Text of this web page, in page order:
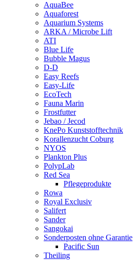
AquaBee
Aquaforest
Aquarium Systems
ARKA / Microbe Lift
ATI
Blue Life
Bubble Magus
D-D
Easy Reefs
Easy-Life
EcoTech
Fauna Marin
Frostfutter
Jebao / Jecod
KnePo Kunststofftechnik
Korallenzucht Coburg
NYOS
Plankton Plus
PolypLab
Red Sea
Pflegeprodukte
Rowa
Royal Exclusiv
Salifert
Sander
Sangokai
Sonderposten ohne Garantie
Pacific Sun
Theiling